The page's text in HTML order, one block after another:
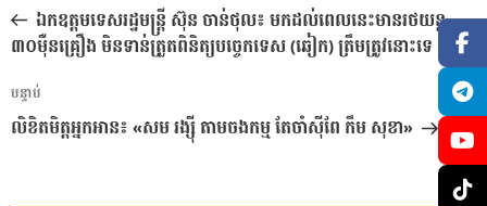
ប្រកាស
មុន ឯកឧត្តមទេសរដ្ឋមន្ត្រី ស៊ុន ចាន់ថុល៖ មកដល់ពេលនេះមានរថយន្ត
៣០ម៉ឺនគ្រឿង មិនទាន់ត្រួតពិនិត្យបច្ចេកទេស (ឆៀក) ត្រឹមត្រូវនោះទេ
អត្ថបទ
បន្ទាប់
បន្ទាប់
លិខិតមិត្តអ្នកអាន៖ «សម រង្ស៊ី តាមចងកម្ម តែចាំស៊ីពែ កឹម សុខា»